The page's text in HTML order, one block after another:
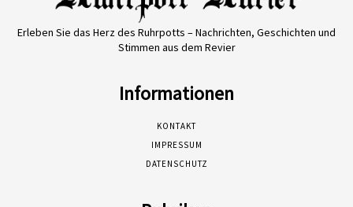
Erleben Sie das Herz des Ruhrpotts – Nachrichten, Geschichten und
Stimmen aus dem Revier
Informationen
KONTAKT
IMPRESSUM
DATENSCHUTZ